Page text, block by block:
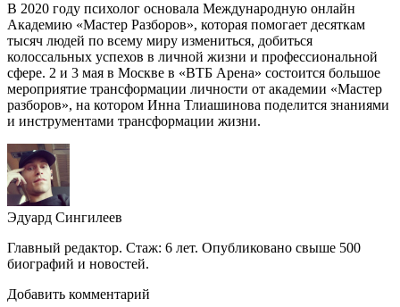
В 2020 году психолог основала Международную онлайн
Академию «Мастер Разборов», которая помогает десяткам
тысяч людей по всему миру измениться, добиться
колоссальных успехов в личной жизни и профессиональной
сфере. 2 и 3 мая в Москве в «ВТБ Арена» состоится большое
мероприятие трансформации личности от академии «Мастер
разборов», на котором Инна Тлиашинова поделится знаниями
и инструментами трансформации жизни.
Эдуард Сингилеев
Главный редактор. Стаж: 6 лет. Опубликовано свыше 500
биографий и новостей.
Добавить комментарий